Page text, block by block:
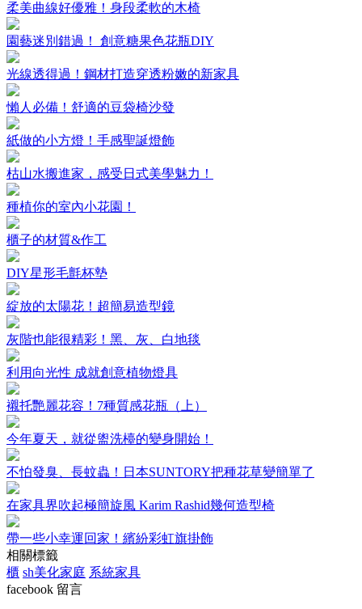
柔美曲線好優雅！身段柔軟的木椅
園藝迷別錯過！ 創意糖果色花瓶DIY
光線透得過！鋼材打造穿透粉嫩的新家具
懶人必備！舒適的豆袋椅沙發
紙做的小方燈！手感聖誕燈飾
枯山水搬進家，感受日式美學魅力！
種植你的室內小花園！
櫃子的材質&作工
DIY星形毛氈杯墊
綻放的太陽花！超簡易造型鏡
灰階也能很精彩！黑、灰、白地毯
利用向光性 成就創意植物燈具
襯托艷麗花容！7種質感花瓶（上）
今年夏天，就從盥洗檯的變身開始！
不怕發臭、長蚊蟲！日本SUNTORY把種花草變簡單了
在家具界吹起極簡旋風 Karim Rashid幾何造型椅
帶一些小幸運回家！繽紛彩虹旗掛飾
相關標籤
櫃 sh美化家庭 系統家具
facebook 留言